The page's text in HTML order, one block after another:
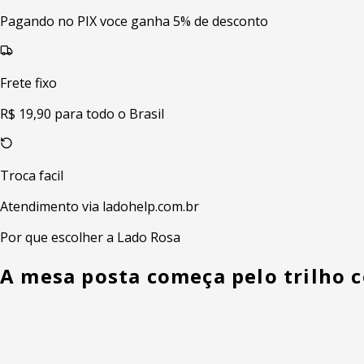
Pagando no PIX voce ganha 5% de desconto
Frete fixo
R$ 19,90 para todo o Brasil
Troca facil
Atendimento via ladohelp.com.br
Por que escolher a Lado Rosa
A mesa posta começa pelo trilho